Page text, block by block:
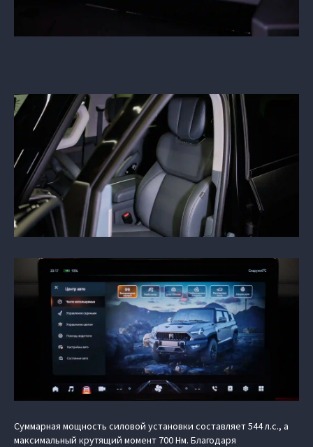
Суммарная мощность силовой установки составляет 544 л.с., а
максимальный крутящий момент 700 Нм. Благодаря